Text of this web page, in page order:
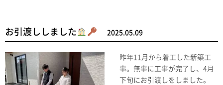
お引渡ししました 2025.05.09
昨年11月から着工した新築工
事。無事に工事が完了し、4月
下旬にお引渡しをしました。